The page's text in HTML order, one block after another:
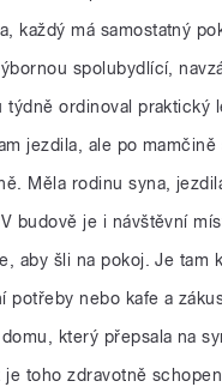
každý má samostatný
spolubydlící,
týdně ordinoval praktický
jezdila, ale po
Měla rodinu syna,
budově je i návštěvní
aby šli na pokoj. Je tam
potřeby nebo kafe a
který přepsala na
je toho zdravotně